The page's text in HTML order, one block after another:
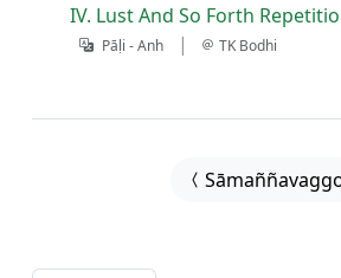
IV. Lust And So Forth
Pāḷi - Anh | TK Bodhi